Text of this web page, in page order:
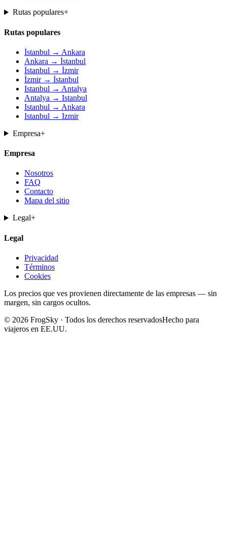
Rutas populares+
Rutas populares
İstanbul → Ankara
Ankara → İstanbul
İstanbul → İzmir
İzmir → İstanbul
Istanbul → Antalya
Antalya → Istanbul
Istanbul → Ankara
Istanbul → Izmir
Empresa+
Empresa
Nosotros
FAQ
Contacto
Mapa del sitio
Legal+
Legal
Privacidad
Términos
Cookies
Los precios que ves provienen directamente de las empresas — sin
margen, sin cargos ocultos.
© 2026 FrogSky · Todos los derechos reservadosHecho para
viajeros en EE.UU.